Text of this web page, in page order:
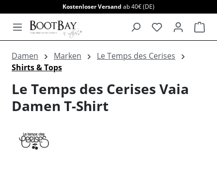
Kostenloser Versand ab 40€ (DE)
Damen Marken
Le Temps des Cerises
Shirts & Tops
Le Temps des Cerises Vaia
Damen T-Shirt